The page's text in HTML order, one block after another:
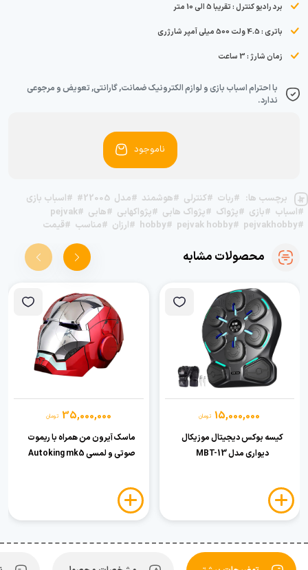
برد رادیو کنترل : تقریبا 5 الی 10 متر
باتری : 4.5 ولت 500 میلی آمپر شارژری
زمان شارژ : 3 ساعت
با احترام اسباب بازی و لوازم الکترونیک ضمانت, گارانتی, تعویض و مرجوعی
ندارد.
ناموجود
برچسب ها: #ربات #کنترلی #هوشمند #مدل #22005 #اسباب بازی
#اسباب #بازی #پژواک #پژواک هابی #پژواکهابی #هابی #pejvak
#pejvakhobby
#pejvak hobby
#hobby #ارزان #مناسب #قیمت
محصولات مشابه
15,000,000 تومان
کیسه بوکس دیجیتال موزیکال
دیواری مدل MBT-13
35,000,000 تومان
ماسک آیرون من همراه با ریموت
صوتی و لمسی Autoking mk5